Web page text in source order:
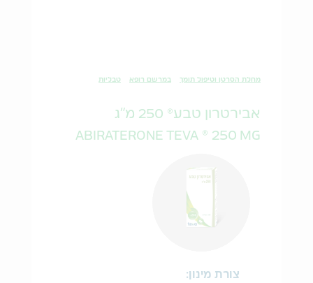
מחלת הסרטן וטיפול תומך במרשם רופא טבליות
אבירטרון טבע® 250 מ"ג
ABIRATERONE TEVA ® 250 MG
צורת מינון: